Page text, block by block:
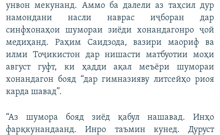
720p 1080p
1080p
унвон мекунанд. Аммо ба далели аз таҳсил дур
намондани насли наврас иҷборан дар
синфхонаҳои шумораи зиёди хонандагонро ҷой
медиҳанд. Раҳим Саидзода, вазири маориф ва
илми Тоҷикистон дар нишасти матбуотии моҳи
август гуфт, ки ҳадди ақал меъёри шумораи
хонандагон бояд “дар гимназияву литсейҳо риоя
карда шавад”.
“Аз шумора бояд зиёд қабул нашавад. Инҳо
фарқкунандаанд. Инро таъмин кунед. Дуруст